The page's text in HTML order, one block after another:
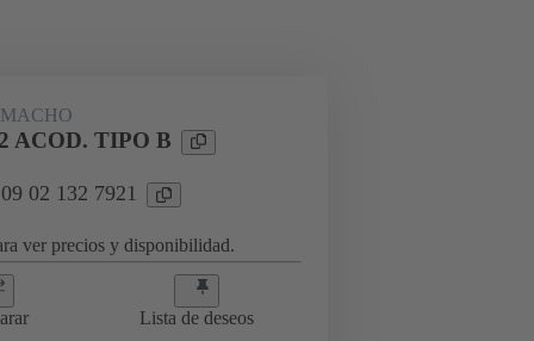
ACOD. TIPO B
02 132 7921
ver precios y disponibilidad.
Lista de deseos